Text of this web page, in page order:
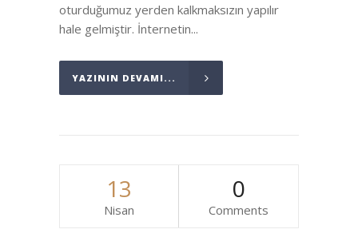
oturduğumuz yerden kalkmaksızın yapılır
hale gelmiştir. İnternetin...
YAZININ DEVAMI...
13
Nisan
0
Comments